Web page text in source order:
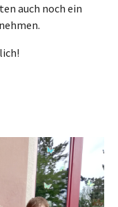
auch noch ein